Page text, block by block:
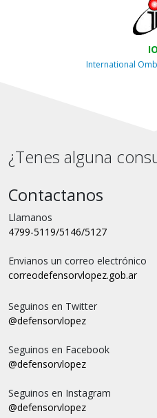
International
¿Tenes alguna
Contactanos
Llamanos
4799-5119/5146/5127
Envianos un correo electrónico
correodefensorvlopez.gob.ar
Seguinos en Twitter
@defensorvlopez
Seguinos en Facebook
@defensorvlopez
Seguinos en Instagram
@defensorvlopez